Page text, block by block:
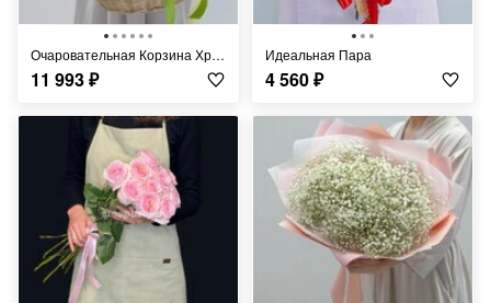
Очаровательная Корзина Хризантем
11 993₽
Идеальная Пара
4 560₽